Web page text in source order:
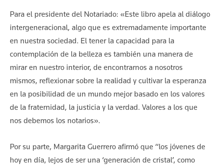
Para el presidente del Notariado: «Este libro apela al diálogo
intergeneracional, algo que es extremadamente importante
en nuestra sociedad. El tener la capacidad para la
contemplación de la belleza es también una manera de
mirar en nuestro interior, de encontrarnos a nosotros
mismos, reflexionar sobre la realidad y cultivar la esperanza
en la posibilidad de un mundo mejor basado en los valores
de la fraternidad, la justicia y la verdad. Valores a los que
nos debemos los notarios».
Por su parte, Margarita Guerrero afirmó que “los jóvenes de
hoy en día, lejos de ser una ‘generación de cristal’, como